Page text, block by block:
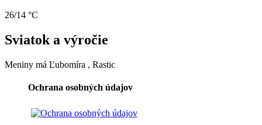
26/14 °C
Sviatok a výročie
Meniny má Ľubomíra , Rastic
Ochrana osobných údajov